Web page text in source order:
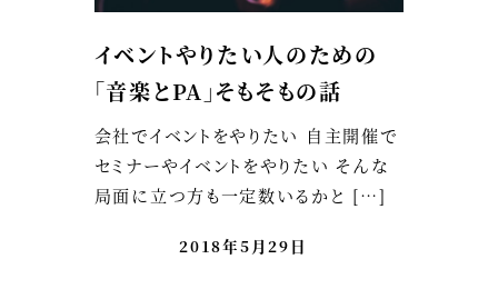
イベントやりたい人のための
「音楽とPA」そもそもの話
会社でイベントをやりたい 自主開催で
セミナーやイベントをやりたい そんな
局面に立つ方も一定数いるかと […]
2018年5月29日